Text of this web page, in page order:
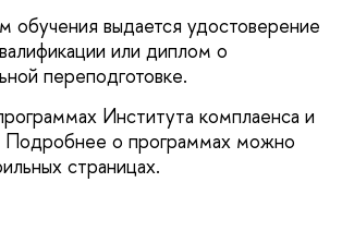
обучения выдается удостоверение
или диплом о
переподготовке.
Института комплаенса и
Подробнее о программах можно
страницах.